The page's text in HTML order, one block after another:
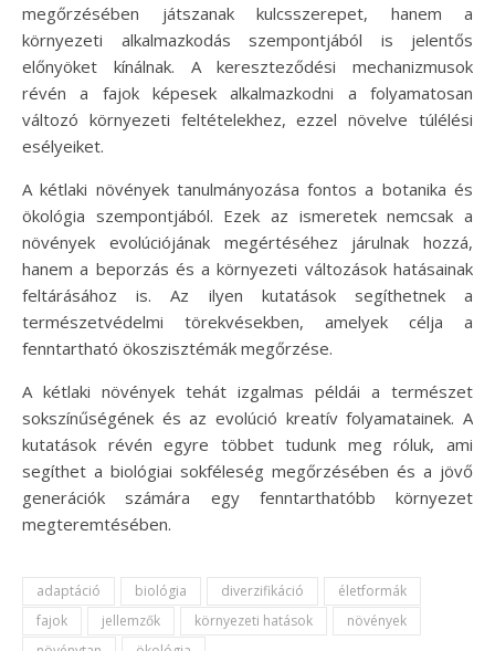
megőrzésében játszanak kulcsszerepet, hanem a
környezeti alkalmazkodás szempontjából is jelentős
előnyöket kínálnak. A kereszteződési mechanizmusok
révén a fajok képesek alkalmazkodni a folyamatosan
változó környezeti feltételekhez, ezzel növelve túlélési
esélyeiket.
A kétlaki növények tanulmányozása fontos a botanika és
ökológia szempontjából. Ezek az ismeretek nemcsak a
növények evolúciójának megértéséhez járulnak hozzá,
hanem a beporzás és a környezeti változások hatásainak
feltárásához is. Az ilyen kutatások segíthetnek a
természetvédelmi törekvésekben, amelyek célja a
fenntartható ökoszisztémák megőrzése.
A kétlaki növények tehát izgalmas példái a természet
sokszínűségének és az evolúció kreatív folyamatainek. A
kutatások révén egyre többet tudunk meg róluk, ami
segíthet a biológiai sokféleség megőrzésében és a jövő
generációk számára egy fenntarthatóbb környezet
megteremtésében.
adaptáció biológia diverzifikáció
életformák
fajok
jellemzők környezeti hatások
növények